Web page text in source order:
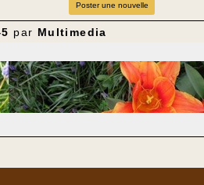
Poster une nouvelle
par Multimedia